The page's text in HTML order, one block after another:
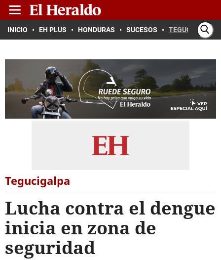
INICIO EH PLUS HONDURAS SUCESOS TEGUCIGALPA
Tegucigalpa
Lucha contra el dengue
inicia en zona de
seguridad